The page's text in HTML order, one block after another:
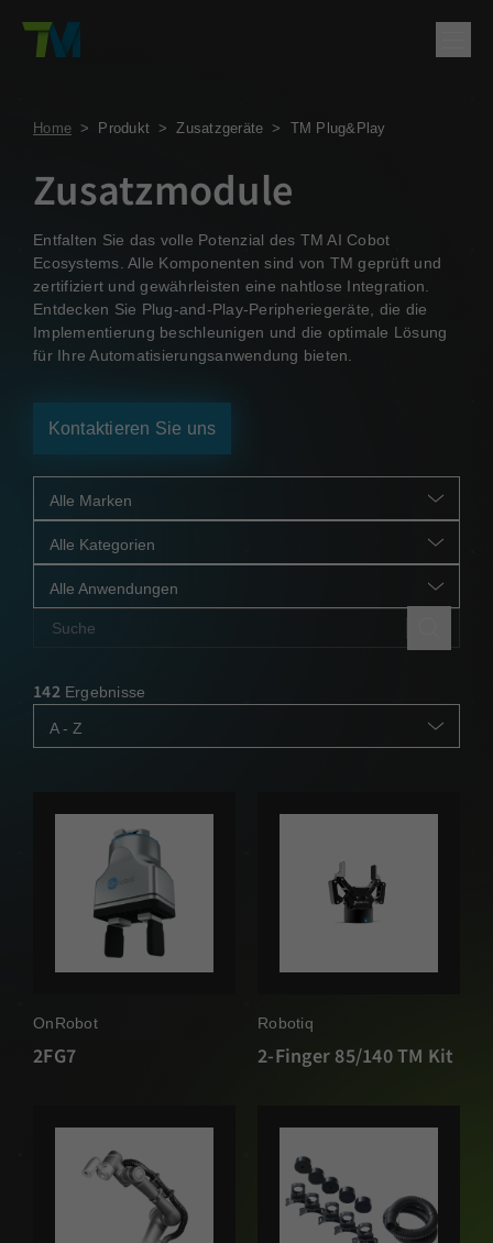
Unternehmen
Anmelden
Home > Produkt > Zusatzgeräte > TM Plug&Play
Zusatzmodule
Entfalten Sie das volle Potenzial des TM AI Cobot
Ecosystems. Alle Komponenten sind von TM geprüft und
zertifiziert und gewährleisten eine nahtlose Integration.
Entdecken Sie Plug-and-Play-Peripheriegeräte, die die
Implementierung beschleunigen und die optimale Lösung
für Ihre Automatisierungsanwendung bieten.
Kontaktieren Sie uns
Alle Marken
Alle Kategorien
Alle Anwendungen
142 Ergebnisse
A - Z
OnRobot
2FG7
Robotiq
2-Finger 85/140 TM Kit